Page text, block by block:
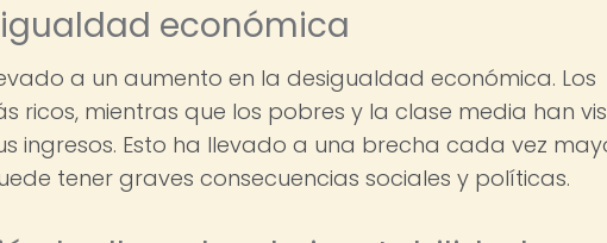
económica
a un aumento en la desigualdad económica. Los
ricos, mientras que los pobres y la clase media han
ingresos. Esto ha llevado a una brecha cada vez
tener graves consecuencias sociales y políticas.